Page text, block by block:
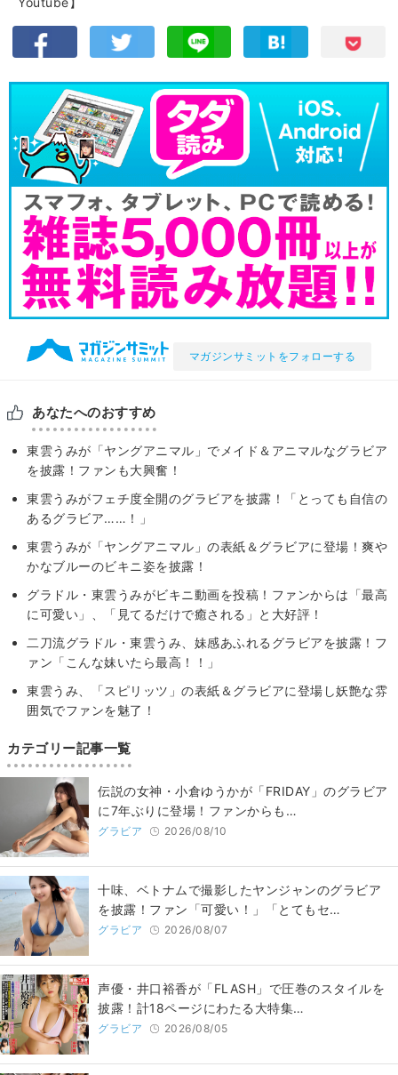
マガジンサミットをフォローする
あなたへのおすすめ
東雲うみが「ヤングアニマル」でメイド＆アニマルなグラビア
を披露！ファンも大興奮！
東雲うみがフェチ度全開のグラビアを披露！「とっても自信の
あるグラビア……！」
東雲うみが「ヤングアニマル」の表紙＆グラビアに登場！爽や
かなブルーのビキニ姿を披露！
グラドル・東雲うみがビキニ動画を投稿！ファンからは「最高
に可愛い」、「見てるだけで癒される」と大好評！
二刀流グラドル・東雲うみ、妹感あふれるグラビアを披露！フ
ァン「こんな妹いたら最高！！」
東雲うみ、「スピリッツ」の表紙＆グラビアに登場し妖艶な雰
囲気でファンを魅了！
カテゴリー記事一覧
伝説の女神・小倉ゆうかが「FRIDAY」のグラビア
に7年ぶりに登場！ファンからも…
グラビア 2026/08/10
十味、ベトナムで撮影したヤンジャンのグラビア
を披露！ファン「可愛い！」「とてもセ…
グラビア 2026/08/07
声優・井口裕香が「FLASH」で圧巻のスタイルを
披露！計18ページにわたる大特集…
グラビア 2026/08/05